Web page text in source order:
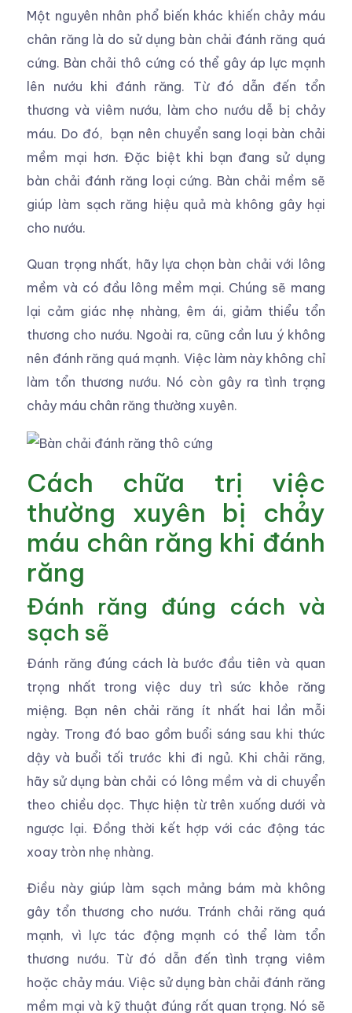
Một nguyên nhân phổ biến khác khiến chảy máu
chân răng là do sử dụng bàn chải đánh răng quá
cứng. Bàn chải thô cứng có thể gây áp lực mạnh
lên nướu khi đánh răng. Từ đó dẫn đến tổn
thương và viêm nướu, làm cho nướu dễ bị chảy
máu. Do đó, bạn nên chuyển sang loại bàn chải
mềm mại hơn. Đặc biệt khi bạn đang sử dụng
bàn chải đánh răng loại cứng. Bàn chải mềm sẽ
giúp làm sạch răng hiệu quả mà không gây hại
cho nướu.
Quan trọng nhất, hãy lựa chọn bàn chải với lông
mềm và có đầu lông mềm mại. Chúng sẽ mang
lại cảm giác nhẹ nhàng, êm ái, giảm thiểu tổn
thương cho nướu. Ngoài ra, cũng cần lưu ý không
nên đánh răng quá mạnh. Việc làm này không chỉ
làm tổn thương nướu. Nó còn gây ra tình trạng
chảy máu chân răng thường xuyên.
Cách chữa trị việc
thường xuyên bị chảy
máu chân răng khi đánh
răng
Đánh răng đúng cách và
sạch sẽ
Đánh răng đúng cách là bước đầu tiên và quan
trọng nhất trong việc duy trì sức khỏe răng
miệng. Bạn nên chải răng ít nhất hai lần mỗi
ngày. Trong đó bao gồm buổi sáng sau khi thức
dậy và buổi tối trước khi đi ngủ. Khi chải răng,
hãy sử dụng bàn chải có lông mềm và di chuyển
theo chiều dọc. Thực hiện từ trên xuống dưới và
ngược lại. Đồng thời kết hợp với các động tác
xoay tròn nhẹ nhàng.
Điều này giúp làm sạch mảng bám mà không
gây tổn thương cho nướu. Tránh chải răng quá
mạnh, vì lực tác động mạnh có thể làm tổn
thương nướu. Từ đó dẫn đến tình trạng viêm
hoặc chảy máu. Việc sử dụng bàn chải đánh răng
mềm mại và kỹ thuật đúng rất quan trọng. Nó sẽ